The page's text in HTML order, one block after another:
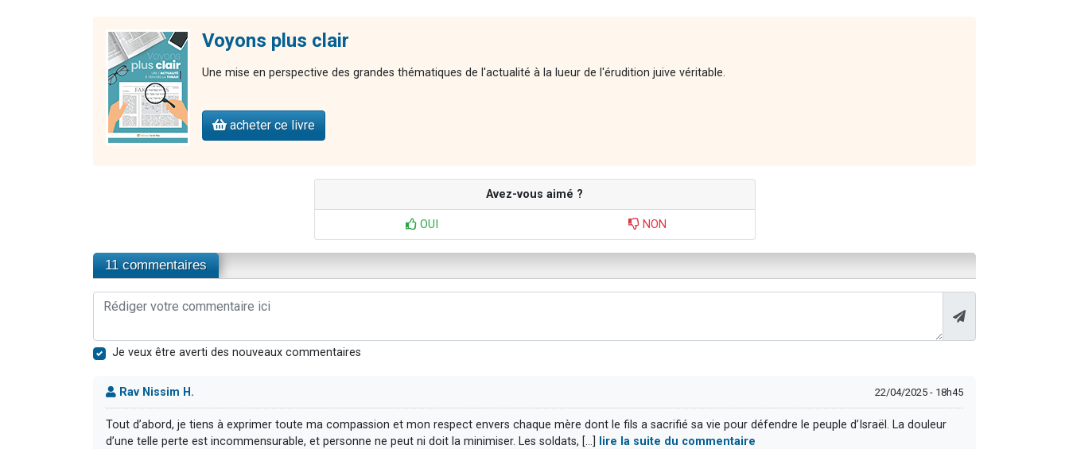
Voyons plus clair
Une mise en perspective des grandes thématiques de l'actualité à la lueur de l'érudition juive véritable.
acheter ce livre
Avez-vous aimé ?
OUI NON
11 commentaires
Je veux être averti des nouveaux commentaires
Rav Nissim H. 22/04/2025 - 18h45
Tout d’abord, je tiens à exprimer toute ma compassion et mon respect envers chaque mère dont le fils a sacrifié sa vie pour défendre le peuple d’Israël. La douleur
d’une telle perte est incommensurable, et personne ne peut ni doit la minimiser. Les soldats, [...]
lire la suite du commentaire